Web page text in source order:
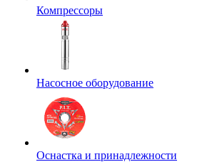
Компрессоры
Насосное оборудование
Оснастка и принадлежности